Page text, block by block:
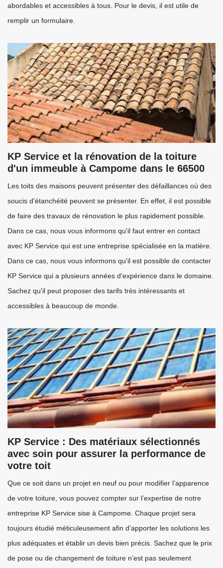
abordables et accessibles à tous. Pour le devis, il est utile de
remplir un formulaire.
KP Service et la rénovation de la toiture
d'un immeuble à Campome dans le 66500
Les toits des maisons peuvent présenter des défaillances où des
soucis d'étanchéité peuvent se présenter. En effet, il est possible
de faire des travaux de rénovation le plus rapidement possible.
Dans ce cas, nous vous informons qu'il faut entrer en contact
avec KP Service qui est une entreprise spécialisée en la matière.
Dans ce cas, nous vous informons qu'il est possible de contacter
KP Service qui a plusieurs années d'expérience dans le domaine.
Sachez qu'il peut proposer des tarifs très intéressants et
accessibles à beaucoup de monde.
KP Service : Des matériaux sélectionnés
avec soin pour assurer la performance de
votre toit
Que ce soit dans un projet en neuf ou pour modifier l’apparence
de votre toiture, vous pouvez compter sur l’expertise de notre
entreprise KP Service sise à Campome. Chaque projet sera
toujours étudié méticuleusement afin d’apporter les solutions les
plus adéquates et établir un devis bien précis. Sachez que le prix
de pose ou de changement de toiture n’est pas seulement